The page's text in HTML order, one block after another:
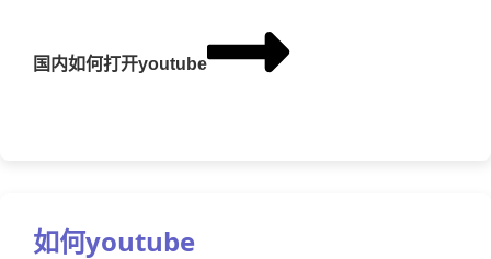
国内如何打开youtube
如何youtube